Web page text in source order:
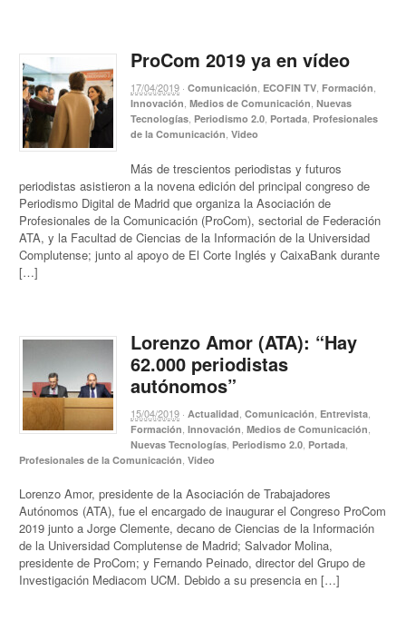
ProCom 2019 ya en vídeo
17/04/2019 ·Comunicación, ECOFIN TV, Formación,
Innovación,Medios de Comunicación,Nuevas
Tecnologías, Periodismo 2.0, Portada, Profesionales
de la Comunicación,Video
Más de trescientos periodistas y futuros
periodistas asistieron a la novena edición del principal congreso de
Periodismo Digital de Madrid que organiza la Asociación de
Profesionales de la Comunicación (ProCom), sectorial de Federación
ATA, y la Facultad de Ciencias de la Información de la Universidad
Complutense; junto al apoyo de El Corte Inglés y CaixaBank durante
[…]
Lorenzo Amor (ATA): “Hay
62.000 periodistas
autónomos”
15/04/2019 · Actualidad ,Comunicación Entrevista
Formación ,Innovación ,Medios de Comunicación
Nuevas Tecnologías Periodismo 2.0 Portada
Profesionales de la Comunicación ,Video
Lorenzo Amor, presidente de la Asociación de Trabajadores
Autónomos (ATA), fue el encargado de inaugurar el Congreso ProCom
2019 junto a Jorge Clemente, decano de Ciencias de la Información
de la Universidad Complutense de Madrid; Salvador Molina,
presidente de ProCom; y Fernando Peinado, director del Grupo de
Investigación Mediacom UCM. Debido a su presencia en […]